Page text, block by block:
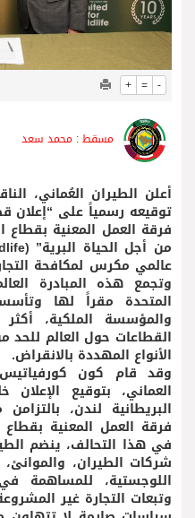
+ = -
مسقط : محمد سعد
أعلن الطيران العُماني،
توقيعه رسمياً على “إعلان
فرقة العمل المعنية بقطاع
عالمي مكرس لمكافحة
وتجمع هذه المبادرة
المتحدة مقراً لها
القطاعات حول العالم للحد
الأنواع المهددة بالانقراض.
وقد قام كون
العماني، بتوقيع
البريطانية لندن،
فرقة العمل المعنية
في هذا التحالف، ينضم
شركات الطيران،
اللوجستية،
وتبعات التجارة غير